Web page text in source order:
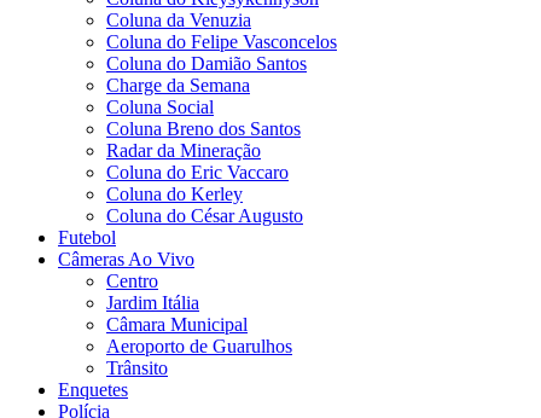
Coluna da Venuzia
Coluna do Felipe Vasconcelos
Coluna do Damião Santos
Charge da Semana
Coluna Social
Coluna Breno dos Santos
Radar da Mineração
Coluna do Eric Vaccaro
Coluna do Kerley
Coluna do César Augusto
Futebol
Câmeras Ao Vivo
Centro
Jardim Itália
Câmara Municipal
Aeroporto de Guarulhos
Trânsito
Enquetes
Polícia